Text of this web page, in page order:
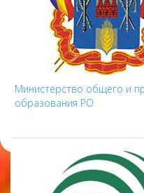
Министерство общего и
образования РО